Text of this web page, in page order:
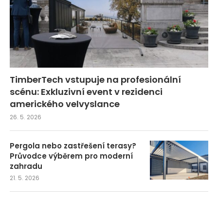
TimberTech vstupuje na profesionální
scénu: Exkluzivní event v rezidenci
amerického velvyslance
26. 5. 2026
Pergola nebo zastřešení terasy?
Průvodce výběrem pro moderní
zahradu
21. 5. 2026